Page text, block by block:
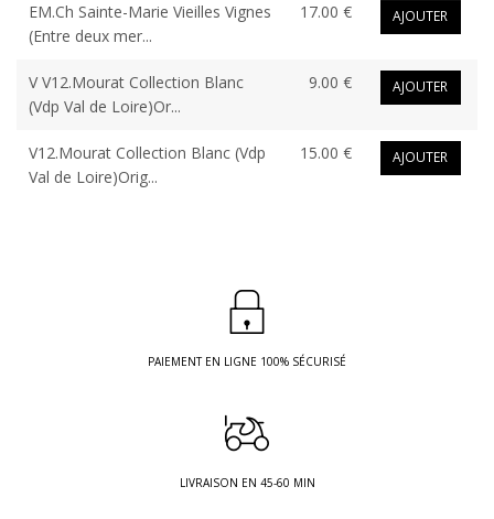
EM.Ch Sainte-Marie Vieilles Vignes
(Entre deux mer...
17.00 € AJOUTER
V V12.Mourat Collection Blanc
(Vdp Val de Loire)Or...
9.00 € AJOUTER
V12.Mourat Collection Blanc (Vdp
Val de Loire)Orig...
15.00 € AJOUTER
PAIEMENT EN LIGNE 100% SÉCURISÉ
LIVRAISON EN 45-60 MIN